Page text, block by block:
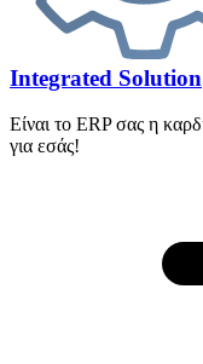
Integrated Solution
Είναι το ERP σας η
για εσάς!